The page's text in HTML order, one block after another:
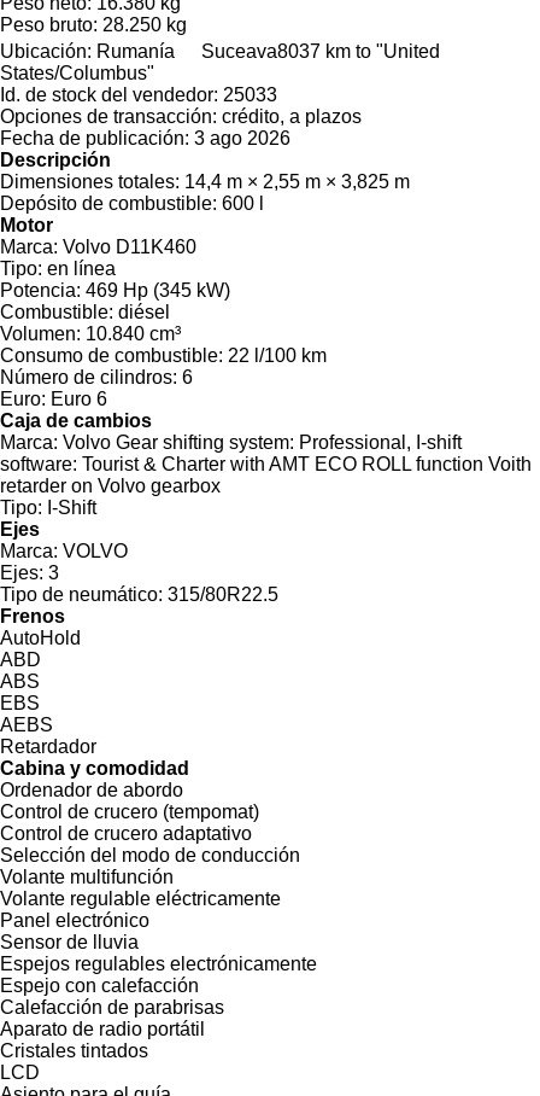
Peso bruto: 28.250 kg
Ubicación: Rumanía Suceava8037 km to "United
States/Columbus"
Id. de stock del vendedor: 25033
Opciones de transacción: crédito, a plazos
Fecha de publicación: 3 ago 2026
Descripción
Dimensiones totales: 14,4 m × 2,55 m × 3,825 m
Depósito de combustible: 600 l
Motor
Marca: Volvo D11K460
Tipo: en línea
Potencia: 469 Hp (345 kW)
Combustible: diésel
Volumen: 10.840 cm³
Consumo de combustible: 22 l/100 km
Número de cilindros: 6
Euro: Euro 6
Caja de cambios
Marca: Volvo Gear shifting system: Professional, I-shift
software: Tourist & Charter with AMT ECO ROLL function Voith
retarder on Volvo gearbox
Tipo: I-Shift
Ejes
Marca: VOLVO
Ejes: 3
Tipo de neumático: 315/80R22.5
Frenos
AutoHold
ABD
ABS
EBS
AEBS
Retardador
Cabina y comodidad
Ordenador de abordo
Control de crucero (tempomat)
Control de crucero adaptativo
Selección del modo de conducción
Volante multifunción
Volante regulable eléctricamente
Panel electrónico
Sensor de lluvia
Espejos regulables electrónicamente
Espejo con calefacción
Calefacción de parabrisas
Aparato de radio portátil
Cristales tintados
LCD